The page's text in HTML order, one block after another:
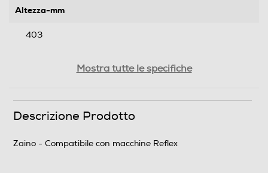
Altezza-mm
403
Mostra tutte le specifiche
Descrizione Prodotto
Zaino - Compatibile con macchine Reflex